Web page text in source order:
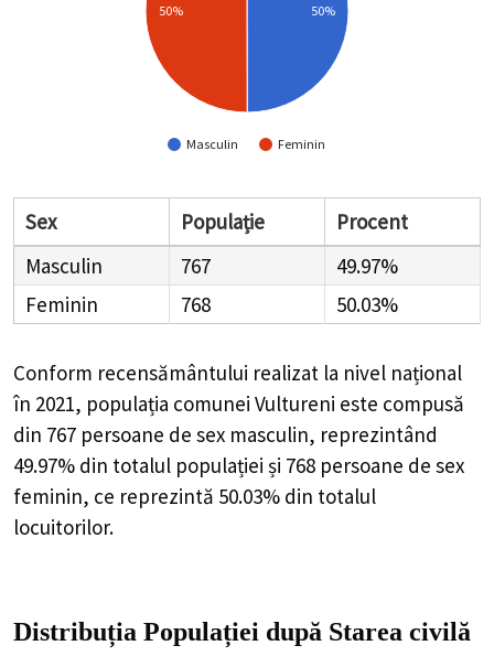
Masculin Feminin
50%
50%
Sex Populație
Procent
Masculin
767
49.97%
Feminin
768 50.03%
Conform recensământului realizat la nivel național
în 2021, populația comunei Vultureni este compusă
din 767 persoane de sex masculin, reprezintând
49.97% din totalul populației și 768 persoane de sex
feminin, ce reprezintă 50.03% din totalul
locuitorilor.
Distribuția Populației după Starea civilă